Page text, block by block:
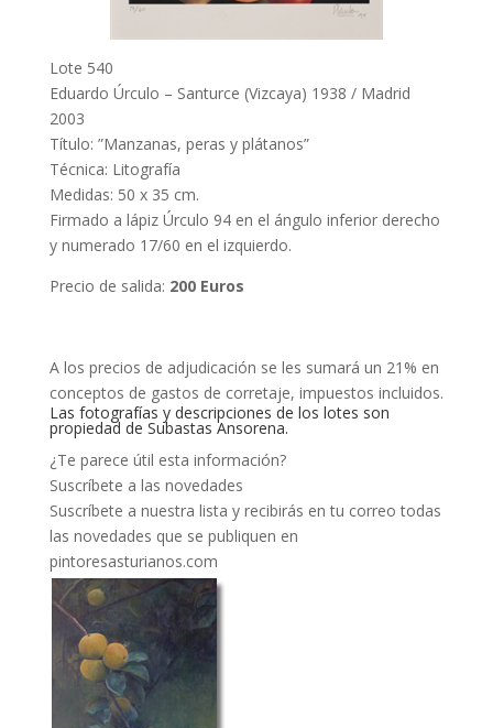
Lote 540
Eduardo Úrculo – Santurce (Vizcaya) 1938 / Madrid
2003
Título: ”Manzanas, peras y plátanos”
Técnica: Litografía
Medidas: 50 x 35 cm.
Firmado a lápiz Úrculo 94 en el ángulo inferior derecho
y numerado 17/60 en el izquierdo.
Precio de salida: 200 Euros
A los precios de adjudicación se les sumará un 21% en
conceptos de gastos de corretaje, impuestos incluidos.
Las fotografías y descripciones de los lotes son
propiedad de Subastas Ansorena.
¿Te parece útil esta información?
Suscríbete a las novedades
Suscríbete a nuestra lista y recibirás en tu correo todas
las novedades que se publiquen en
pintoresasturianos.com